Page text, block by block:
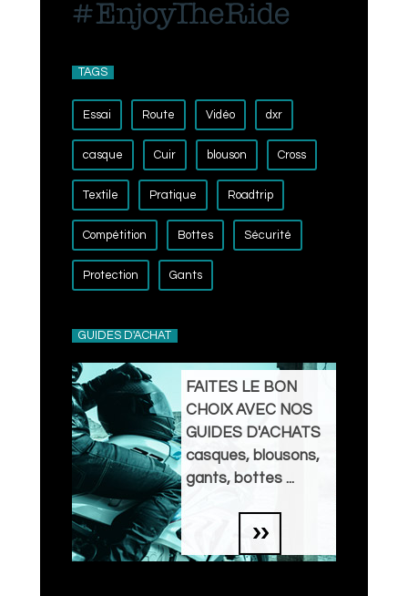
TAGS
Essai Route Vidéo dxr
casque Cuir blouson Cross
Textile Pratique Roadtrip
Compétition Bottes Sécurité
Protection Gants
GUIDES D'ACHAT
FAITES LE BON
CHOIX AVEC NOS
GUIDES D'ACHATS
casques, blousons,
gants, bottes ...